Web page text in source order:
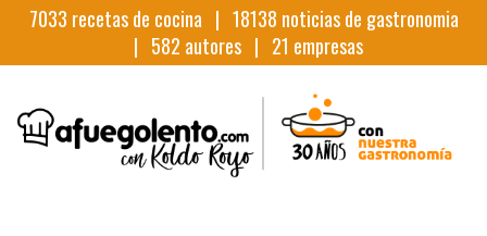
7033 recetas de cocina | 18138 noticias de gastronomia
| 582 autores | 21 empresas